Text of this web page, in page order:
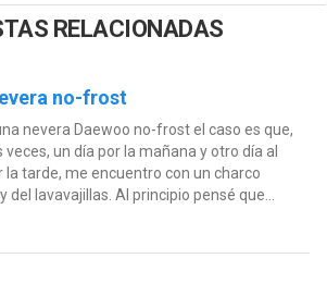
RELACIONADAS
no-frost
nevera Daewoo no-frost el caso es que,
un día por la mañana y otro día al
la tarde, me encuentro con un charco
del lavavajillas. Al principio pensé que...